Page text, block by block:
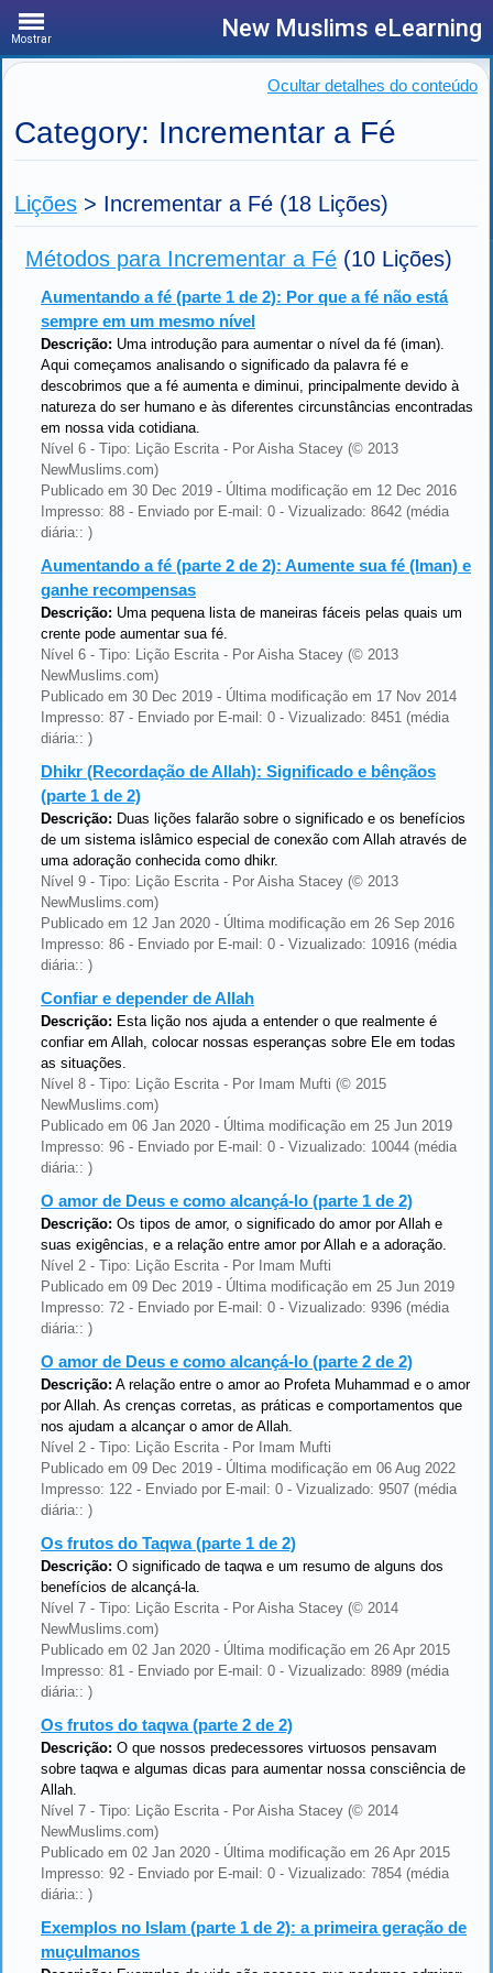
Mostrar New Muslims eLearning
Ocultar detalhes do conteúdo
Category: Incrementar a Fé
Lições > Incrementar a Fé (18 Lições)
Métodos para Incrementar a Fé (10 Lições)
Aumentando a fé (parte 1 de 2): Por que a fé não está
sempre em um mesmo nível
Descrição: Uma introdução para aumentar o nível da fé (iman).
Aqui começamos analisando o significado da palavra fé e
descobrimos que a fé aumenta e diminui, principalmente devido à
natureza do ser humano e às diferentes circunstâncias encontradas
em nossa vida cotidiana.
Nível 6 - Tipo: Lição Escrita - Por Aisha Stacey (© 2013
NewMuslims.com)
Publicado em 30 Dec 2019 - Última modificação em 12 Dec 2016
Impresso: 88 - Enviado por E-mail: 0 - Vizualizado: 8642 (média
diária:: )
Aumentando a fé (parte 2 de 2): Aumente sua fé (Iman) e
ganhe recompensas
Descrição: Uma pequena lista de maneiras fáceis pelas quais um
crente pode aumentar sua fé.
Nível 6 - Tipo: Lição Escrita - Por Aisha Stacey (© 2013
NewMuslims.com)
Publicado em 30 Dec 2019 - Última modificação em 17 Nov 2014
Impresso: 87 - Enviado por E-mail: 0 - Vizualizado: 8451 (média
diária:: )
Dhikr (Recordação de Allah): Significado e bênçãos
(parte 1 de 2)
Descrição: Duas lições falarão sobre o significado e os benefícios
de um sistema islâmico especial de conexão com Allah através de
uma adoração conhecida como dhikr.
Nível 9 - Tipo: Lição Escrita - Por Aisha Stacey (© 2013
NewMuslims.com)
Publicado em 12 Jan 2020 - Última modificação em 26 Sep 2016
Impresso: 86 - Enviado por E-mail: 0 - Vizualizado: 10916 (média
diária:: )
Confiar e depender de Allah
Descrição: Esta lição nos ajuda a entender o que realmente é
confiar em Allah, colocar nossas esperanças sobre Ele em todas
as situações.
Nível 8 - Tipo: Lição Escrita - Por Imam Mufti (© 2015
NewMuslims.com)
Publicado em 06 Jan 2020 - Última modificação em 25 Jun 2019
Impresso: 96 - Enviado por E-mail: 0 - Vizualizado: 10044 (média
diária:: )
O amor de Deus e como alcançá-lo (parte 1 de 2)
Descrição: Os tipos de amor, o significado do amor por Allah e
suas exigências, e a relação entre amor por Allah e a adoração.
Nível 2 - Tipo: Lição Escrita - Por Imam Mufti
Publicado em 09 Dec 2019 - Última modificação em 25 Jun 2019
Impresso: 72 - Enviado por E-mail: 0 - Vizualizado: 9396 (média
diária:: )
O amor de Deus e como alcançá-lo (parte 2 de 2)
Descrição: A relação entre o amor ao Profeta Muhammad e o amor
por Allah. As crenças corretas, as práticas e comportamentos que
nos ajudam a alcançar o amor de Allah.
Nível 2 - Tipo: Lição Escrita - Por Imam Mufti
Publicado em 09 Dec 2019 - Última modificação em 06 Aug 2022
Impresso: 122 - Enviado por E-mail: 0 - Vizualizado: 9507 (média
diária:: )
Os frutos do Taqwa (parte 1 de 2)
Descrição: O significado de taqwa e um resumo de alguns dos
benefícios de alcançá-la.
Nível 7 - Tipo: Lição Escrita - Por Aisha Stacey (© 2014
NewMuslims.com)
Publicado em 02 Jan 2020 - Última modificação em 26 Apr 2015
Impresso: 81 - Enviado por E-mail: 0 - Vizualizado: 8989 (média
diária:: )
Os frutos do taqwa (parte 2 de 2)
Descrição: O que nossos predecessores virtuosos pensavam
sobre taqwa e algumas dicas para aumentar nossa consciência de
Allah.
Nível 7 - Tipo: Lição Escrita - Por Aisha Stacey (© 2014
NewMuslims.com)
Publicado em 02 Jan 2020 - Última modificação em 26 Apr 2015
Impresso: 92 - Enviado por E-mail: 0 - Vizualizado: 7854 (média
diária:: )
Exemplos no Islam (parte 1 de 2): a primeira geração de
muçulmanos